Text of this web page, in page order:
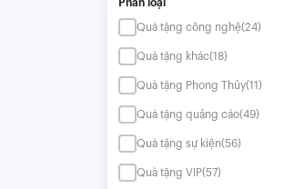
Phân loại
Quà tặng công nghệ(24)
Quà tặng khác(18)
Quà tặng Phong Thủy(11)
Quà tặng quảng cáo(49)
Quà tặng sự kiện(56)
Quà tặng VIP(57)